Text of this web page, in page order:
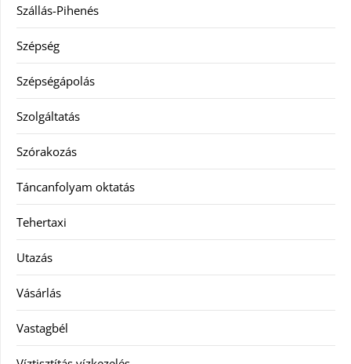
Szállás-Pihenés
Szépség
Szépségápolás
Szolgáltatás
Szórakozás
Táncanfolyam oktatás
Tehertaxi
Utazás
Vásárlás
Vastagbél